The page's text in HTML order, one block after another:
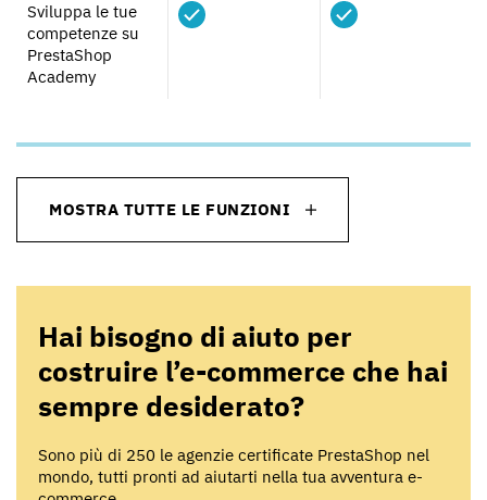
Sviluppa le tue
competenze su
PrestaShop
Academy
MOSTRA TUTTE LE FUNZIONI
Hai bisogno di aiuto per
costruire l’e-commerce che hai
sempre desiderato?
Sono più di 250 le agenzie certificate PrestaShop nel
mondo, tutti pronti ad aiutarti nella tua avventura e-